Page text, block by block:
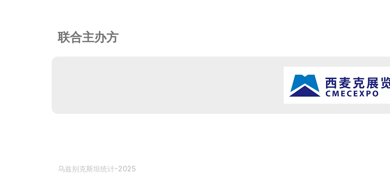
联合主办方
乌兹别克斯坦统计-2025